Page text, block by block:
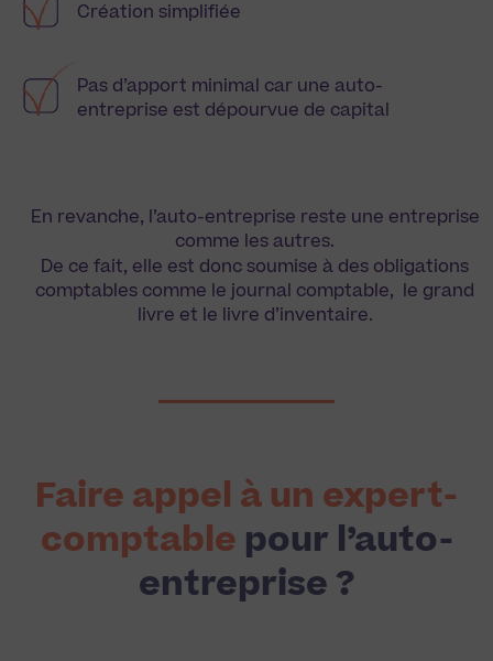
Création simplifiée
Pas d’apport minimal car une auto-
entreprise est dépourvue de capital
En revanche, l’auto-entreprise reste une entreprise
comme les autres.
De ce fait, elle est donc soumise à des obligations
comptables comme le journal comptable, le grand
livre et le livre d’inventaire.
Faire appel à un expert-
comptable pour l’auto-
entreprise ?